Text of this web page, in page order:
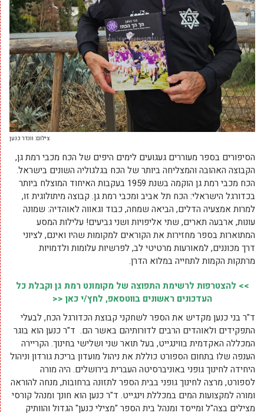
צילום: וונדר כנען
הסיפורים בספר מעוררים געגועים לימים היפים של הכח מכבי רמת גן,
הקבוצה האהובה והמצליחה ביותר של הכח בגלגוליה השונים בישראל.
הכח מכבי רמת גן הוקמה בשנת 1959 בעקבות האיחוד המוצלח ביותר
בכדורגל הישראלי: הכח תל אביב ומכבי רמת גן. קבוצה מיתולוגית זו,
למרות אמצעיה הדלים, הביאה שמחה, כבוד וגאווה לאוהדיה: שמונה
עונות, ארבעה תארים, שתי אליפויות ושני גביעים! עלילות המסע
המתוארות בספר מחזירות את הקוראים למקומות שהיו ואינם, לציוני
דרך מכוננים, למאורעות מרטיטי לב, לפרשיות עלומות ולדמויות
מרתקות הקמות לתחייה במלוא הדרן.
>> להצטרפות לרשימת התפוצה של מקומונט רמת גן וקבלת כל
העדכונים ראשונים בווטסאפ, לחץ/י כאן <<
ד"ר בני כנען מקדיש את הספר לשחקני קבוצת הכדורגל הכח, לבעלי
התפקידים ולאוהדים הרבים לדורותיהם באשר הם. ד"ר כנען הוא בוגר
המכללה האקדמית בווינגייט, בעל תואר שני ושלישי בחינוך. הקריירה
הענפה שלו בתחום הספורט כוללת את ניהול מועדון בריכת גורדון וניהול
היחידה לחינוך גופני באוניברסיטה העברית בירושלים. היה מורה
לספורט, מרצה לחינוך גופני בבית הספר לתזונה ברחובות, מנחה להוראה
ומורה למקצועות המים במכללת וינגייט. ד"ר כנען הוא חונך ומנהל קורסי
מצילים בצה"ל ומייסד ומנהל בית הספר "מצילי כנען" הגדול והוותיק